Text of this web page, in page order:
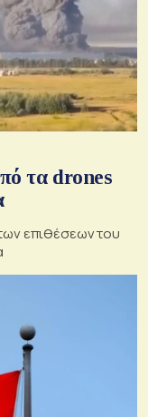
τα drones
επιθέσεων του